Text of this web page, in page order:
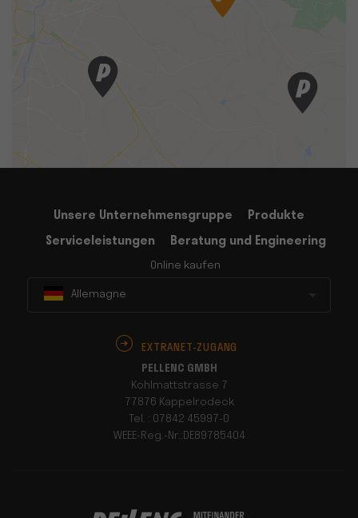
Unsere Unternehmensgruppe
Produkte
Serviceleistungen
Beratung und Engineering
Online kaufen
Allemagne
EXTRANET-ZUGANG
PELLENC GMBH
Kohlmattstrasse 7
77876 Kappelrodeck
Tel. : 07842 45997-0
WEEE-Reg.-Nr.:DE89785404